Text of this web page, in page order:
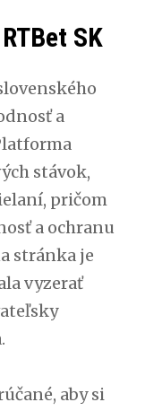
SK
a
stávok,
pričom
a ochranu
stránka je
vyzerať
aby si